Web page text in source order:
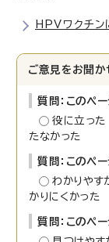
HPVワクチン
ご意見をお聞か
質問：このペ
役に立っ
たなかった
質問：このペ
わかりや
かりにくかった
質問：このペ